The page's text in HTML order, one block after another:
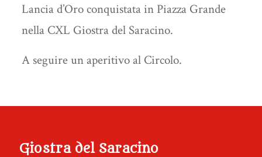
Lancia d’Oro conquistata in Piazza Grande
nella CXL Giostra del Saracino.
A seguire un aperitivo al Circolo.
Giostra del Saracino